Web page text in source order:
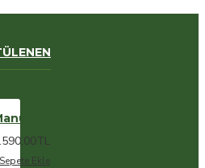
Balı MGO 400+ 250gr
Sepete Ekle